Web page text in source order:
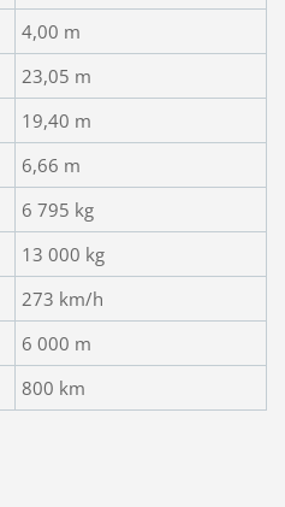
4,00 m
23,05 m
19,40 m
6,66 m
6 795 kg
13 000 kg
273 km/h
6 000 m
800 km